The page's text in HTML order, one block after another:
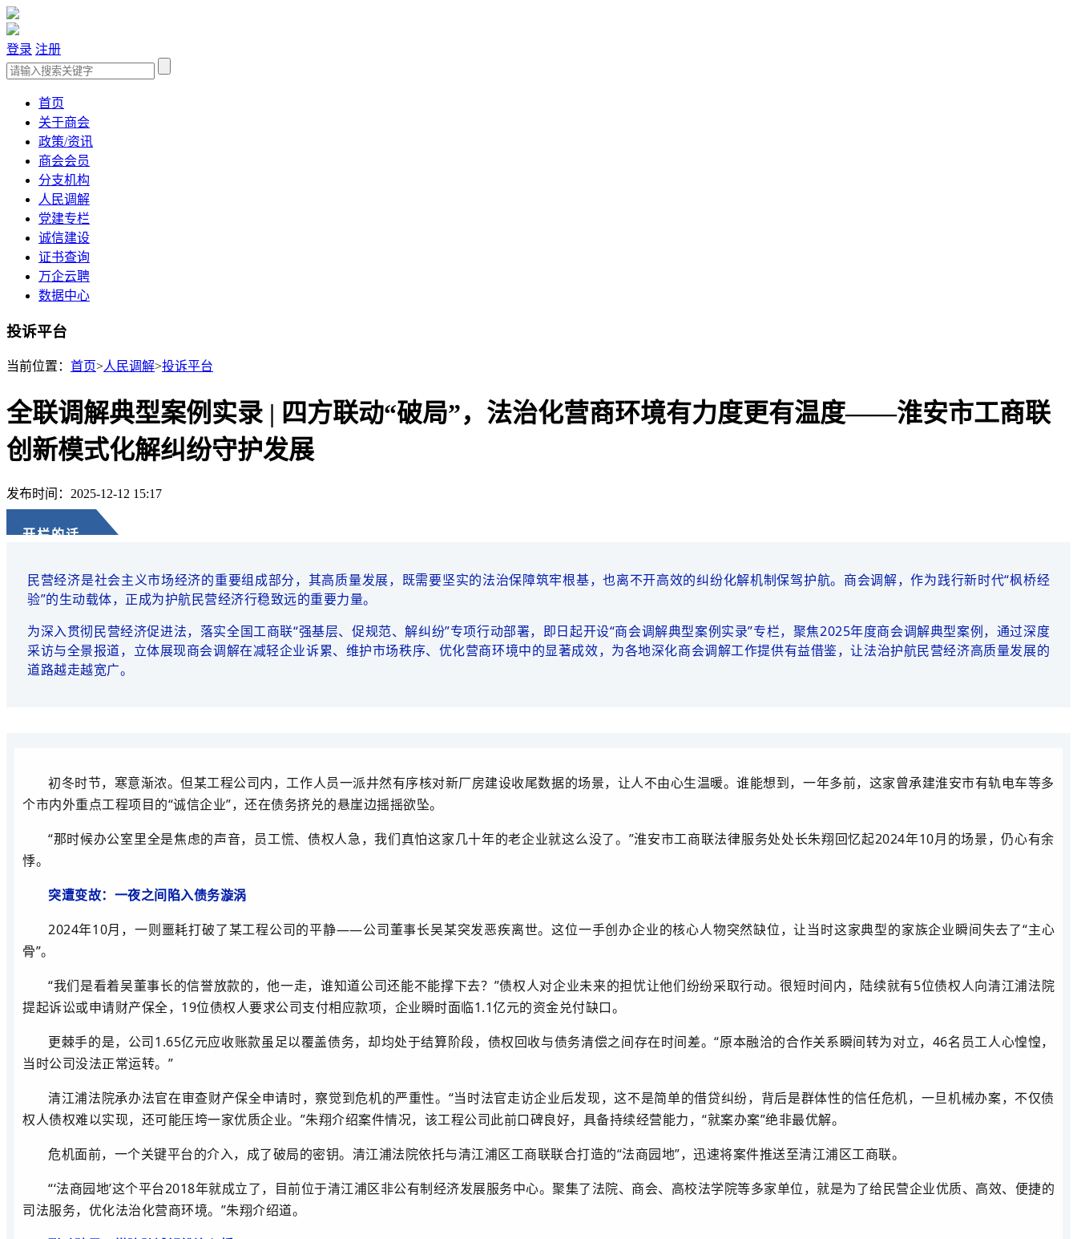
登录 注册
首页
关于商会
政策/资讯
商会会员
分支机构
人民调解
党建专栏
诚信建设
证书查询
万企云聘
数据中心
投诉平台
当前位置： 首页>人民调解>投诉平台
全联调解典型案例实录 | 四方联动“破局”，法治化营商环境有力度更有温度——淮安市工商联
创新模式化解纠纷守护发展
发布时间：2025-12-12 15:17
开栏的话
民营经济是社会主义市场经济的重要组成部分，其高质量发展，既需要坚实的法治保障筑牢根基，也离不开高效的纠纷化解机制保驾护航。商会调解，作为践行新时代“枫桥经
验”的生动载体，正成为护航民营经济行稳致远的重要力量。
为深入贯彻民营经济促进法，落实全国工商联“强基层、促规范、解纠纷”专项行动部署，即日起开设“商会调解典型案例实录”专栏，聚焦2025年度商会调解典型案例，通过深度
采访与全景报道，立体展现商会调解在减轻企业诉累、维护市场秩序、优化营商环境中的显著成效，为各地深化商会调解工作提供有益借鉴，让法治护航民营经济高质量发展的
道路越走越宽广。
初冬时节，寒意渐浓。但某工程公司内，工作人员一派井然有序核对新厂房建设收尾数据的场景，让人不由心生温暖。谁能想到，一年多前，这家曾承建淮安市有轨电车等多
个市内外重点工程项目的“诚信企业”，还在债务挤兑的悬崖边摇摇欲坠。
“那时候办公室里全是焦虑的声音，员工慌、债权人急，我们真怕这家几十年的老企业就这么没了。”淮安市工商联法律服务处处长朱翔回忆起2024年10月的场景，仍心有余
悸。
突遭变故：一夜之间陷入债务漩涡
2024年10月，一则噩耗打破了某工程公司的平静——公司董事长吴某突发恶疾离世。这位一手创办企业的核心人物突然缺位，让当时这家典型的家族企业瞬间失去了“主心
骨”。
“我们是看着吴董事长的信誉放款的，他一走，谁知道公司还能不能撑下去？”债权人对企业未来的担忧让他们纷纷采取行动。很短时间内，陆续就有5位债权人向清江浦法院
提起诉讼或申请财产保全，19位债权人要求公司支付相应款项，企业瞬时面临1.1亿元的资金兑付缺口。
更棘手的是，公司1.65亿元应收账款虽足以覆盖债务，却均处于结算阶段，债权回收与债务清偿之间存在时间差。“原本融洽的合作关系瞬间转为对立，46名员工人心惶惶，
当时公司没法正常运转。”
清江浦法院承办法官在审查财产保全申请时，察觉到危机的严重性。“当时法官走访企业后发现，这不是简单的借贷纠纷，背后是群体性的信任危机，一旦机械办案，不仅债
权人债权难以实现，还可能压垮一家优质企业。”朱翔介绍案件情况，该工程公司此前口碑良好，具备持续经营能力，“就案办案”绝非最优解。
危机面前，一个关键平台的介入，成了破局的密钥。清江浦法院依托与清江浦区工商联联合打造的“法商园地”，迅速将案件推送至清江浦区工商联。
“‘法商园地’这个平台2018年就成立了，目前位于清江浦区非公有制经济发展服务中心。聚集了法院、商会、高校法学院等多家单位，就是为了给民营企业优质、高效、便捷的
司法服务，优化法治化营商环境。”朱翔介绍道。